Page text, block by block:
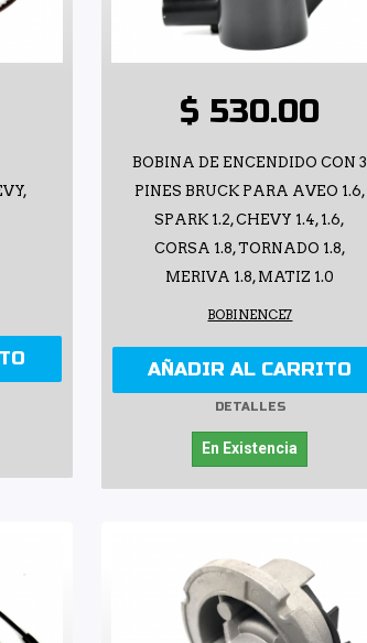
$ 530.00
BOBINA DE ENCENDIDO CON 3
PINES BRUCK PARA AVEO 1.6,
SPARK 1.2, CHEVY 1.4, 1.6,
CORSA 1.8, TORNADO 1.8,
MERIVA 1.8, MATIZ 1.0
BOBINENCE7
AÑADIR AL CARRITO
DETALLES
En Existencia